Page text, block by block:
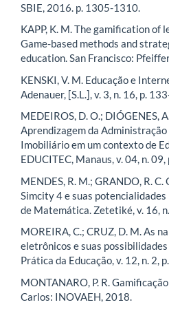
SBIE, 2016. p. 1305-1310.
KAPP, K. M. The gamification of
Game-based methods and
education. San Francisco:
KENSKI, V. M. Educação e
Adenauer, [S.L.], v. 3, n. 16, p.
MEDEIROS, D. O.; DIÓGENES,
Aprendizagem da
Imobiliário em um contexto de
EDUCITEC, Manaus, v. 04, n.
MENDES, R. M.; GRANDO, R.
Simcity 4 e suas
de Matemática. Zetetiké, v. 16,
MOREIRA, C.; CRUZ, D. M. As
eletrônicos e suas
Prática da Educação, v. 12, n. 2,
MONTANARO, P. R.
Carlos: INOVAEH, 2018.